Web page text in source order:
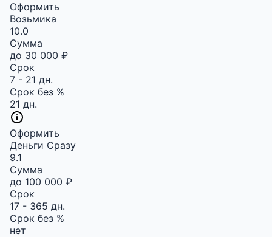
Оформить
Возьмика
10.0
Сумма
до 30 000 ₽
Срок
7 - 21 дн.
Срок без %
21 дн.
Оформить
Деньги Сразу
9.1
Сумма
до 100 000 ₽
Срок
17 - 365 дн.
Срок без %
нет